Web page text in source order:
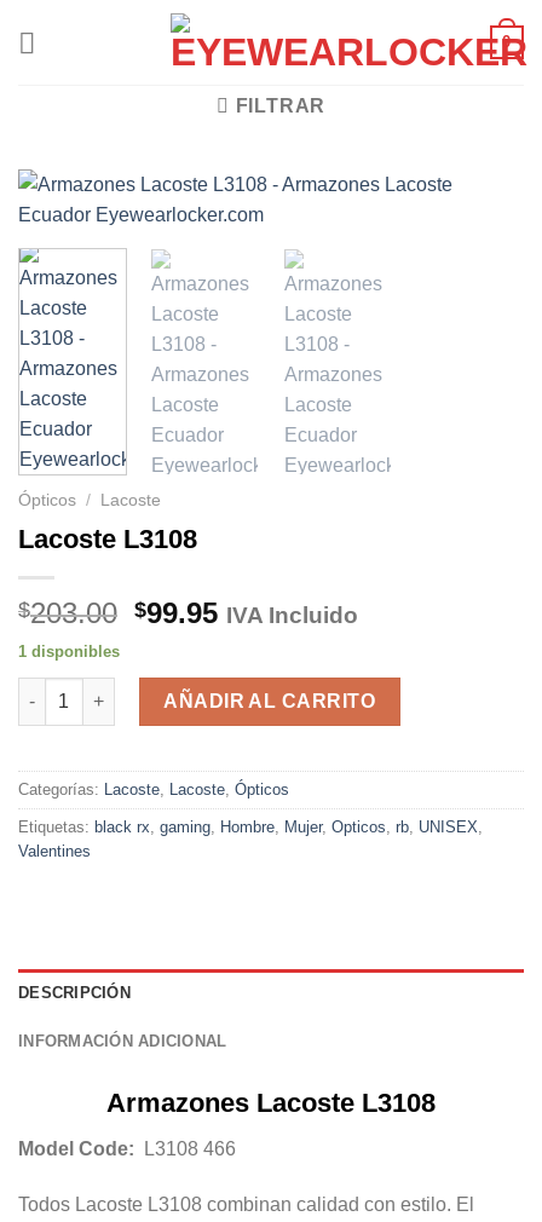
0
FILTRAR
Ópticos / Lacoste
Lacoste L3108
$203.00 El
original
era:
$203.00.
$99.95El
actual
es:
$99.95.
IVA Incluido
1 disponibles
Lacoste L3108 cantidad
AÑADIR AL CARRITO
Categorías: Lacoste Lacoste Ópticos
Etiquetas: black rx gaming Hombre Mujer, Opticos rb UNISEX
Valentines
DESCRIPCIÓN
INFORMACIÓN ADICIONAL
Armazones Lacoste L3108
Model Code: L3108 466
Todos Lacoste L3108 combinan calidad con estilo. El